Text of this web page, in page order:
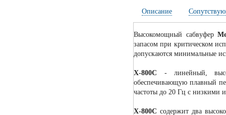
Описание
Высокомощный сабвуфер
запасом при критическом
допускаются минимальные
X-800C - линейный,
обеспечивающую плавный
частоты до 20 Гц с низкими
X-800C содержит два